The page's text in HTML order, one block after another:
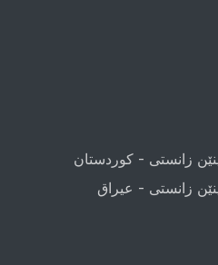
زانستی - کوردستان
زانستی - عيراق